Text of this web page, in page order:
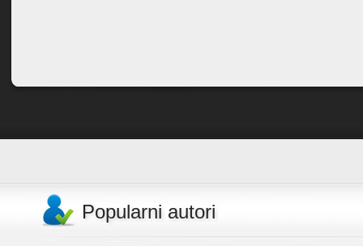
Popularni autori